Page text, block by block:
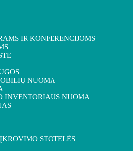
IR KONFERENCIJOMS
NUOMA
INVENTORIAUS NUOMA
STOTELĖS